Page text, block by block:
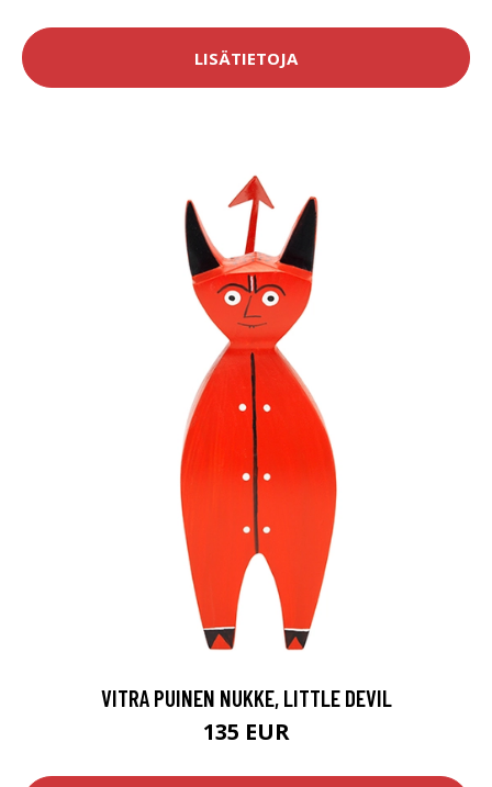
LISÄTIETOJA
VITRA PUINEN NUKKE, LITTLE DEVIL
135 EUR